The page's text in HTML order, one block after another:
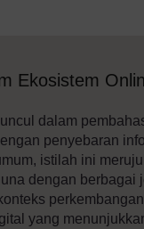
Ekosistem
dalam
penyebaran
istilah ini
dengan berbagai
yang